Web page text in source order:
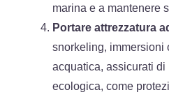
marina e a mantenere
Portare attrezzatura
snorkeling, immersioni
acquatica, assicurati
ecologica, come